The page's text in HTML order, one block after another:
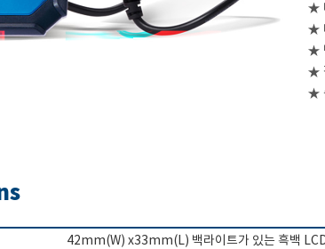
★
★
★
★
★
42mm(W) x33mm(L) 백라이트가 있는 흑백